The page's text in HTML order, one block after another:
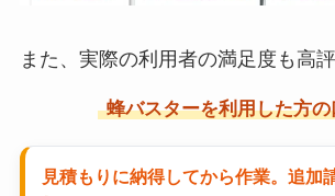
また、実際の利用者の満足度も高評
蜂バスターを利用した方の
見積もりに納得してから作業。追加